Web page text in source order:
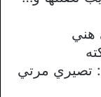
هني
تصيري مرتي